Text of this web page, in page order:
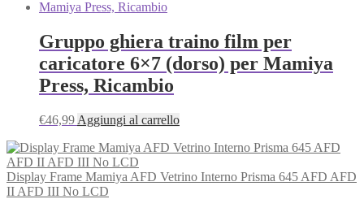
Gruppo ghiera traino film per
caricatore 6×7 (dorso) per Mamiya
Press, Ricambio
€46,99 Aggiungi al carrello
Display Frame Mamiya AFD Vetrino Interno Prisma 645 AFD AFD
II AFD III No LCD